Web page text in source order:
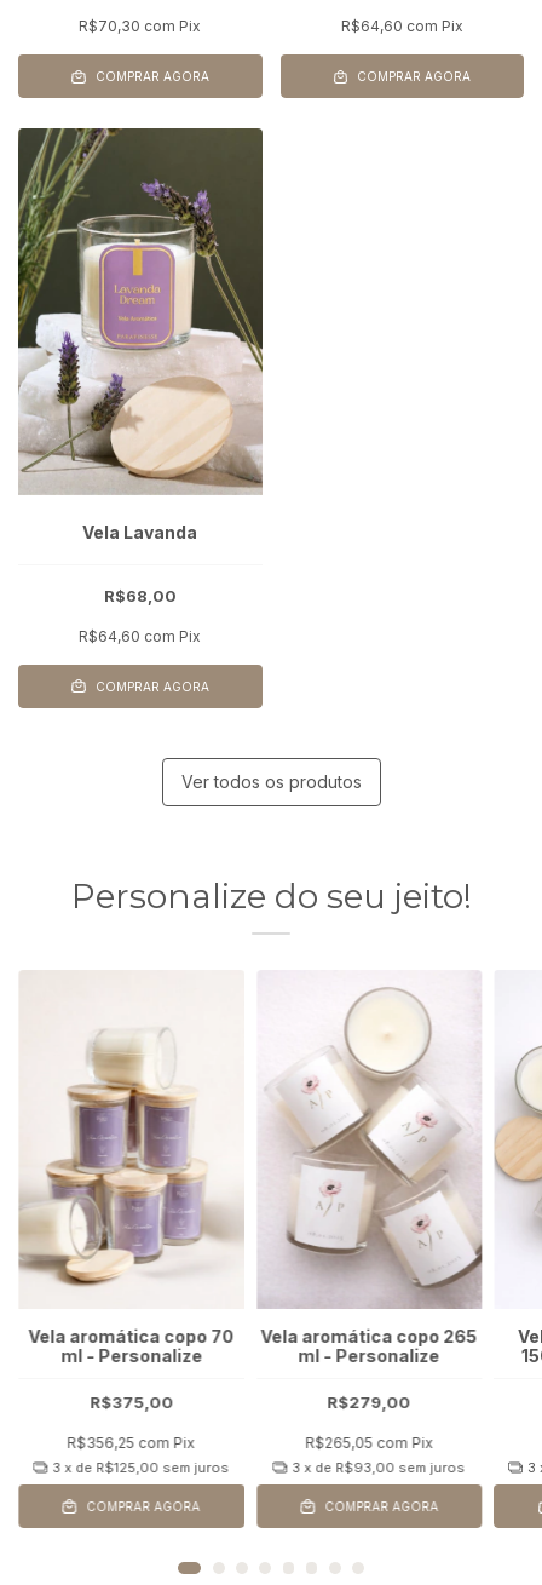
R$70,30 com Pix
COMPRAR AGORA
R$64,60 com Pix
COMPRAR AGORA
Vela Lavanda
R$68,00
R$64,60 com Pix
COMPRAR AGORA
Ver todos os produtos
Personalize do seu jeito!
Vela aromática copo 70
ml - Personalize
R$375,00
R$356,25 com Pix
3 x de R$125,00 sem juros
COMPRAR AGORA
Vela aromática copo 265
ml - Personalize
R$279,00
R$265,05 com Pix
3 x de R$93,00 sem juros
COMPRAR AGORA
3